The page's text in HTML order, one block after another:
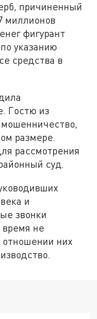
причиненный
миллионов
фигурант
указанию
средства в
Гостю из
размере.
рассмотрения
суд.
и
звонки
не
них